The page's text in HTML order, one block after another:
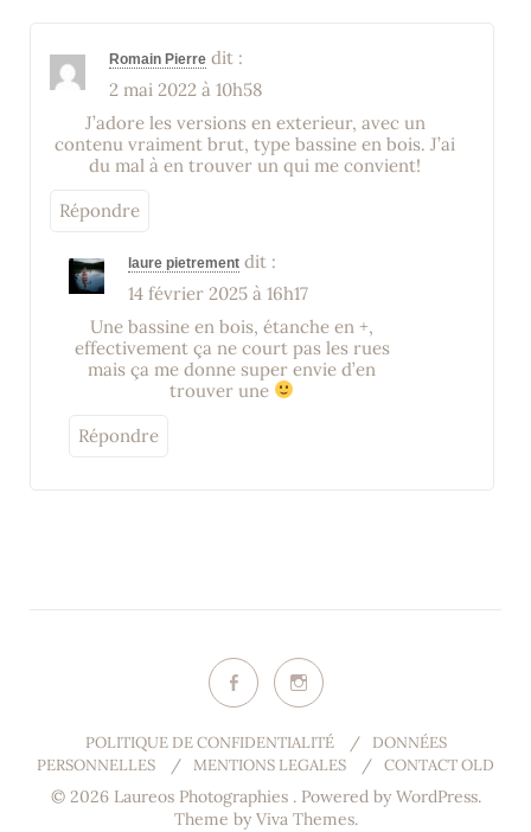
Romain Pierre dit :
2 mai 2022 à 10h58
J’adore les versions en exterieur, avec un
contenu vraiment brut, type bassine en bois. J’ai
du mal à en trouver un qui me convient!
Répondre
laure pietrement dit :
14 février 2025 à 16h17
Une bassine en bois, étanche en +,
effectivement ça ne court pas les rues
mais ça me donne super envie d’en
trouver une
Répondre
POLITIQUE DE CONFIDENTIALITÉ /
DONNÉES
PERSONNELLES
/ MENTIONS LEGALES / CONTACT OLD
© 2026 Laureos Photographies . Powered by WordPress.
Theme by Viva Themes.